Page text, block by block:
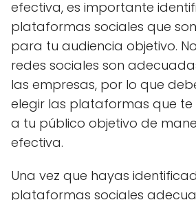
efectiva, es importante
plataformas sociales que
para tu audiencia objetivo.
redes sociales son
las empresas, por lo que
elegir las plataformas que
a tu público objetivo de
efectiva.
Una vez que hayas
plataformas sociales